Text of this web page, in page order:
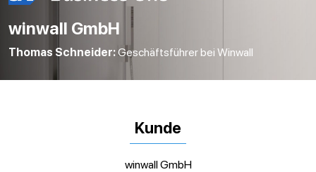
winwall GmbH
Thomas Schneider:Geschäftsführer bei Winwall
Kunde
winwall GmbH